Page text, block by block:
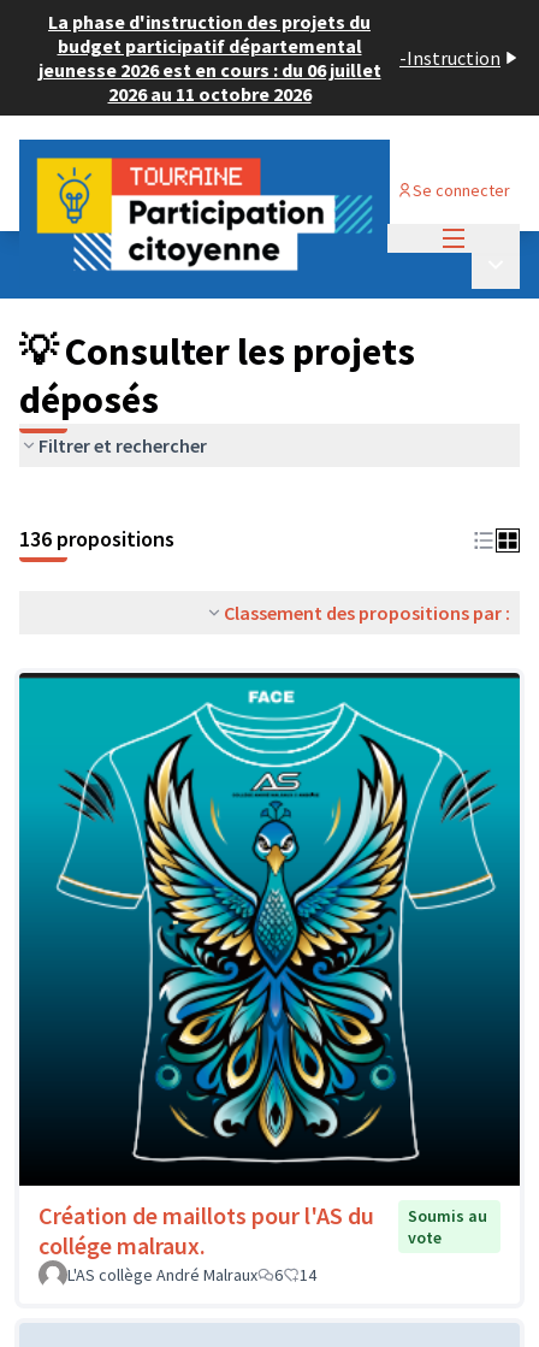
La phase d'instruction des projets du
budget participatif départemental
jeunesse 2026 est en cours : du 06 juillet
2026 au 11 octobre 2026
-Instruction
Se connecter
Budget Participatif JEUNESSE 2024
💡 Consulter les projets déposés
💡 Consulter les projets
déposés
Filtrer et rechercher
136 propositions
Classement des propositions par :
Création de maillots pour l'AS du
collége malraux.
Soumis au
vote
L'AS collège André Malraux
6 14